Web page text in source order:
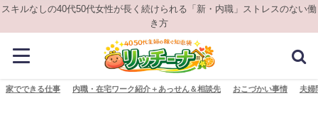
スキルなしの40代50代女性が長く続けられる「新・内職」ストレスのない働
き方
家でできる仕事 内職・在宅ワーク紹介＋あっせん＆相談先 おこづかい事情 夫婦